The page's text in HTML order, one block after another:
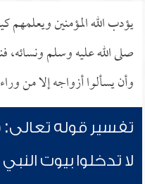
يؤدب الله المؤمنين
صلى الله عليه وسلم ونسائه،
وأن يسألوا أزواجه إلا من
تفسير قوله تعالى:
لا تدخلوا بيوت